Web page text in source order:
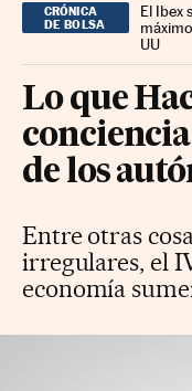
CRÓNICA
DE BOLSA
El Ibex
UU
Lo que
de los
Entre otras
irregulares, el
economía